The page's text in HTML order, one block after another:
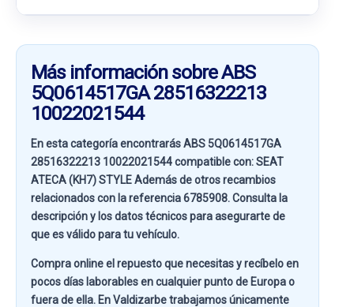
Más información sobre ABS
5Q0614517GA 28516322213
10022021544
En esta categoría encontrarás ABS 5Q0614517GA
28516322213 10022021544 compatible con:SEAT
ATECA (KH7) STYLEAdemás de otros recambios
relacionados con la referencia6785908. Consulta la
descripción y los datos técnicos para asegurarte de
que es válido para tu vehículo.
Compra online el repuesto que necesitas y recíbelo en
pocos días laborables en cualquier punto de Europa o
fuera de ella. EnValdizarbetrabajamos únicamente